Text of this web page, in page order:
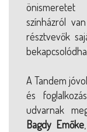
színházról
résztvevők
A Tandem
és
udvarnak
Bagdy Emőke